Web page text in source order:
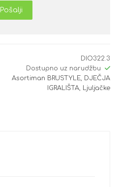
Pošalji
DIO322.3
Dostupno uz narudžbu
Asortiman BRUSTYLE, DJEČJA
IGRALIŠTA, Ljuljačke